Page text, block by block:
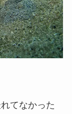
てなかった